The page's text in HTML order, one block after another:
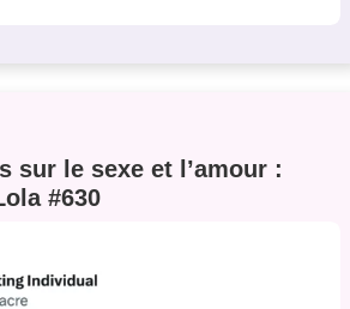
sur le sexe et l’amour :
#630